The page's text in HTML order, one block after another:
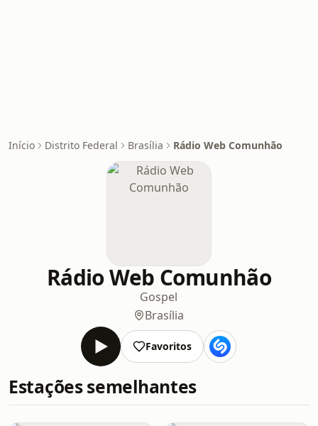
Início Distrito Federal Brasília Rádio Web Comunhão
Rádio Web Comunhão
Gospel
Brasília
Favoritos
Estações semelhantes